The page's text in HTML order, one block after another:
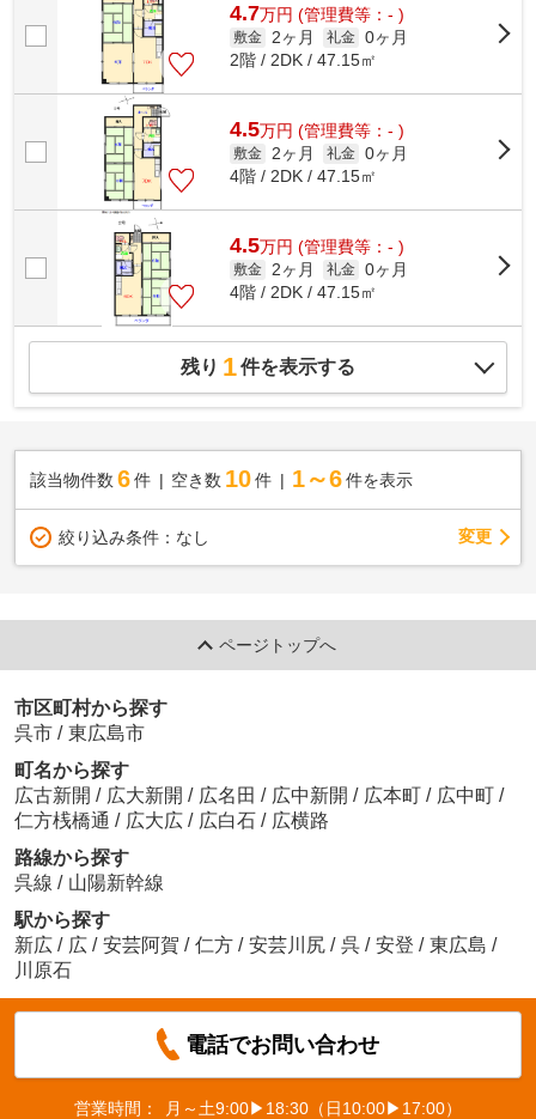
4.7万円 (管理費等：- )
敷金 2ヶ月 礼金 0ヶ月
2階 / 2DK / 47.15㎡
4.5万円 (管理費等：- )
敷金 2ヶ月 礼金 0ヶ月
4階 / 2DK / 47.15㎡
4.5万円 (管理費等：- )
敷金 2ヶ月 礼金 0ヶ月
4階 / 2DK / 47.15㎡
残り 1件を表示する
該当物件数 6件 空き数 10 件 1～6 件を表示
絞り込み条件： なし 変更
ページトップへ
市区町村から探す
呉市 / 東広島市
町名から探す
広古新開 / 広大新開 / 広名田 / 広中新開 / 広本町 / 広中町 /
仁方桟橋通 / 広大広 / 広白石 / 広横路
路線から探す
呉線 / 山陽新幹線
駅から探す
新広 / 広 / 安芸阿賀 / 仁方 / 安芸川尻 / 呉 / 安登 / 東広島 /
川原石
電話でお問い合わせ
営業時間： 月～土9:00▶18:30（日10:00▶17:00）